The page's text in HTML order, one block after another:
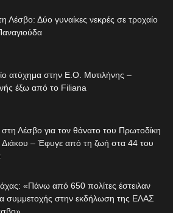
Λέσβο: Δύο γυναίκες νεκρές σε τροχαίο
ατύχημα στην Ε.Ο. Μυτιλήνης –
έξω από το Filiana
Λέσβο για τον θάνατο του Πρωτοδίκη
Διάκου – Έφυγε από τη ζωή στα 44 του
«Πάνω από 650 πολίτες έστειλαν
συμμετοχής στην εκδήλωση της ΕΛΑΣ